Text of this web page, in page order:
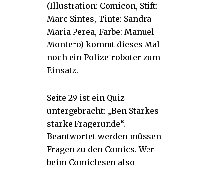
(Illustration: Comicon, Stift:
Marc Sintes, Tinte: Sandra-
Maria Perea, Farbe: Manuel
Montero) kommt dieses Mal
noch ein Polizeiroboter zum
Einsatz.
Seite 29 ist ein Quiz
untergebracht: „Ben Starkes
starke Fragerunde“.
Beantwortet werden müssen
Fragen zu den Comics. Wer
beim Comiclesen also